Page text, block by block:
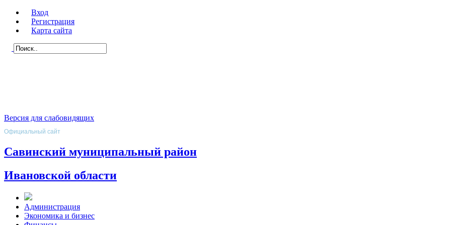
Вход
Регистрация
Карта сайта
Версия для слабовидящих
Официальный сайт
Савинский муниципальный район
Ивановской области
Администрация
Экономика и бизнес